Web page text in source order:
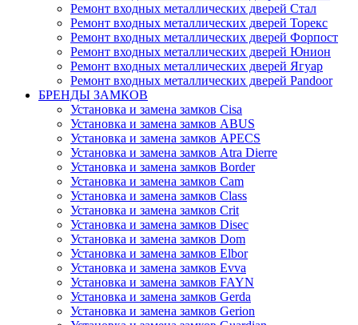
Ремонт входных металлических дверей Стал
Ремонт входных металлических дверей Торекс
Ремонт входных металлических дверей Форпост
Ремонт входных металлических дверей Юнион
Ремонт входных металлических дверей Ягуар
Ремонт входных металлических дверей Pandoor
БРЕНДЫ ЗАМКОВ
Установка и замена замков Cisa
Установка и замена замков ABUS
Установка и замена замков APECS
Установка и замена замков Atra Dierre
Установка и замена замков Border
Установка и замена замков Cam
Установка и замена замков Class
Установка и замена замков Crit
Установка и замена замков Disec
Установка и замена замков Dom
Установка и замена замков Elbor
Установка и замена замков Evva
Установка и замена замков FAYN
Установка и замена замков Gerda
Установка и замена замков Gerion